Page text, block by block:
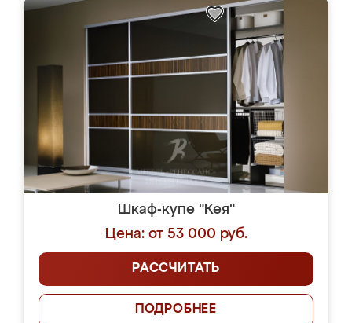
Шкаф-купе "Кея"
Цена: от 53 000 руб.
РАССЧИТАТЬ
ПОДРОБНЕЕ